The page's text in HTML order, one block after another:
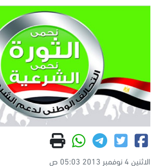
الاثنين 4 نوفمبر 2013 05:03 ص